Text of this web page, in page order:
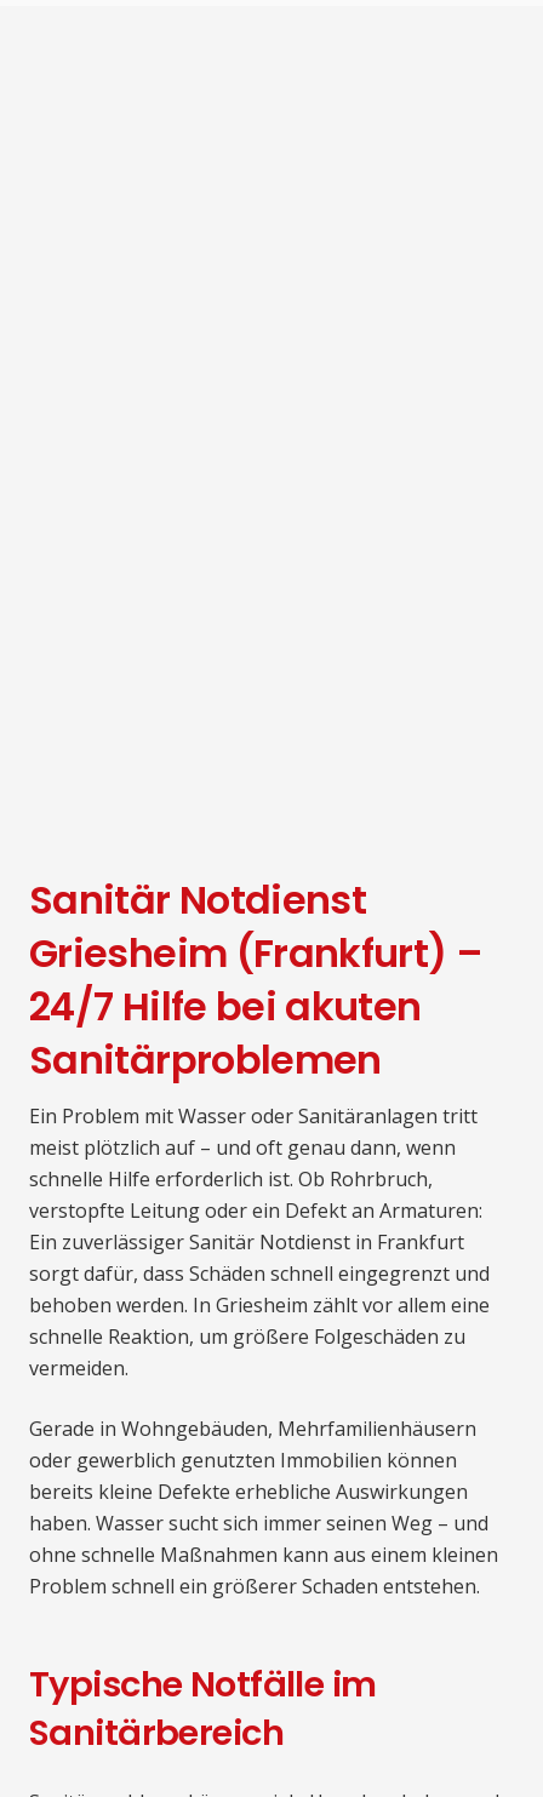
Sanitär Notdienst
Griesheim (Frankfurt) –
24/7 Hilfe bei akuten
Sanitärproblemen
Ein Problem mit Wasser oder Sanitäranlagen tritt
meist plötzlich auf – und oft genau dann, wenn
schnelle Hilfe erforderlich ist. Ob Rohrbruch,
verstopfte Leitung oder ein Defekt an Armaturen:
Ein zuverlässiger Sanitär Notdienst in Frankfurt
sorgt dafür, dass Schäden schnell eingegrenzt und
behoben werden. In Griesheim zählt vor allem eine
schnelle Reaktion, um größere Folgeschäden zu
vermeiden.
Gerade in Wohngebäuden, Mehrfamilienhäusern
oder gewerblich genutzten Immobilien können
bereits kleine Defekte erhebliche Auswirkungen
haben. Wasser sucht sich immer seinen Weg – und
ohne schnelle Maßnahmen kann aus einem kleinen
Problem schnell ein größerer Schaden entstehen.
Typische Notfälle im
Sanitärbereich